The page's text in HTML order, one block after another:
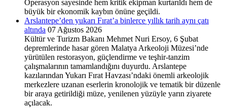
Operasyon sayesinde hem kritik ekipman kurtarıldı hem de
büyük bir ekonomik kaybın önüne geçildi.
Arslantepe’den yukarı Fırat’a binlerce yıllık tarih aynı çatı
altında 07 Ağustos 2026
Kültür ve Turizm Bakanı Mehmet Nuri Ersoy, 6 Şubat
depremlerinde hasar gören Malatya Arkeoloji Müzesi’nde
yürütülen restorasyon, güçlendirme ve teşhir-tanzim
çalışmalarının tamamlandığını duyurdu. Arslantepe
kazılarından Yukarı Fırat Havzası’ndaki önemli arkeolojik
merkezlere uzanan eserlerin kronolojik ve tematik bir düzenle
bir araya getirildiği müze, yenilenen yüzüyle yarın ziyarete
açılacak.